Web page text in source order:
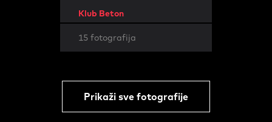
Klub Beton
15 fotografija
Prikaži sve fotografije